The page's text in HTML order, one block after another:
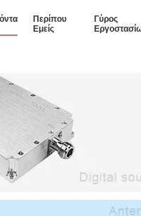
Περίπου
Εμείς
Γύρος